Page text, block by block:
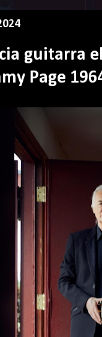
guitarra
Page